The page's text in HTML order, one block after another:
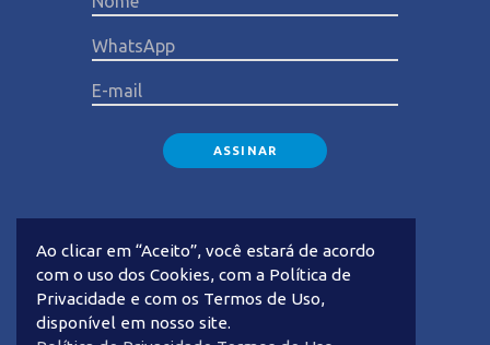
Ao clicar em “Aceito”, você estará de acordo
com o uso dos Cookies, com a Política de
Privacidade e com os Termos de Uso,
disponível em nosso site.